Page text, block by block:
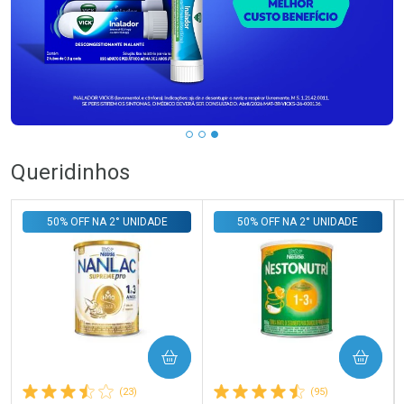
Queridinhos
(23)
50% OFF NA 2° UNIDADE
COMPRAR
(95)
50% OFF NA 2° UNIDADE
COMPRAR